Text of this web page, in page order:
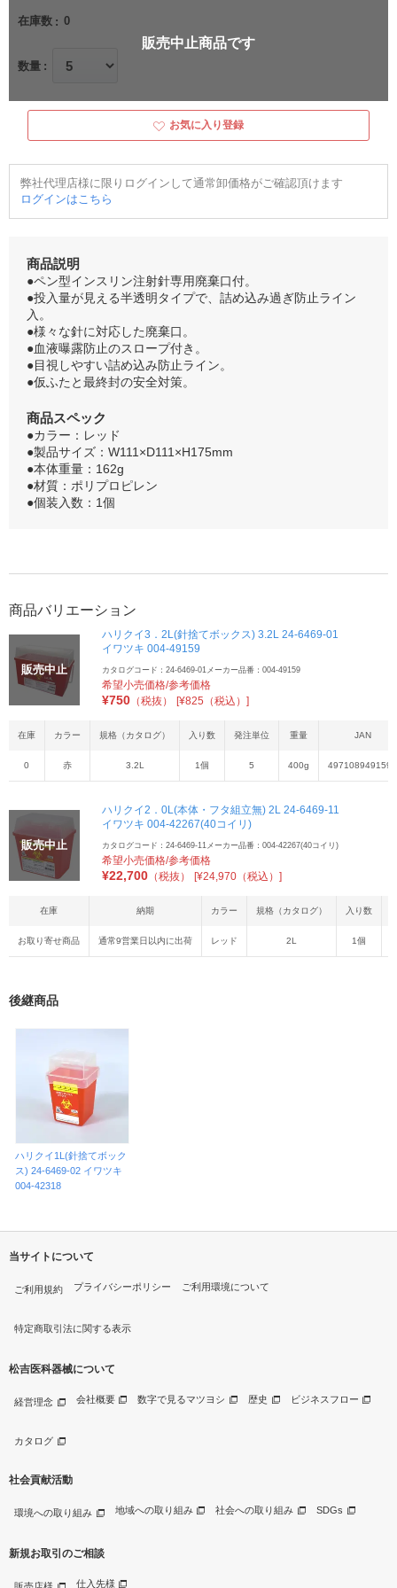
在庫数 0
数量
販売中止商品です
お気に入り登録
弊社代理店様に限りログインして通常卸価格がご確認頂けます
ログインはこちら
商品説明
●ペン型インスリン注射針専用廃棄口付。
●投入量が見える半透明タイプで、詰め込み過ぎ防止ライン
入。
●様々な針に対応した廃棄口。
●血液曝露防止のスロープ付き。
●目視しやすい詰め込み防止ライン。
●仮ふたと最終封の安全対策。
商品スペック
●カラー：レッド
●製品サイズ：W111×D111×H175mm
●本体重量：162g
●材質：ポリプロピレン
●個装入数：1個
商品バリエーション
販売中止
ハリクイ3．2L(針捨てボックス) 3.2L 24-6469-01
イワツキ 004-49159
カタログコード：24-6469-01メーカー品番：004-49159
希望小売価格/参考価格
¥750 （税抜） [¥825（税込）]
在庫 カラー 規格（カタログ） 入り数 発注単位 重量 JAN
0 赤 3.2L 1個 5 400g 4971089491590
販売中止
ハリクイ2．0L(本体・フタ組立無) 2L 24-6469-11
イワツキ 004-42267(40コイリ)
カタログコード：24-6469-11メーカー品番：004-42267(40コイリ)
希望小売価格/参考価格
¥22,700 （税抜） [¥24,970（税込）]
在庫 納期 カラー 規格（カタログ） 入り数
お取り寄せ商品 通常9営業日以内に出荷 レッド 2L 1個
後継商品
ハリクイ1L(針捨てボック
ス) 24-6469-02 イワツキ
004-42318
当サイトについて
ご利用規約 プライバシーポリシー ご利用環境について
特定商取引法に関する表示
松吉医科器械について
経営理念 会社概要 数字で見るマツヨシ 歴史 ビジネスフロー
カタログ
社会貢献活動
環境への取り組み 地域への取り組み 社会への取り組み SDGs
新規お取引のご相談
仕入先様